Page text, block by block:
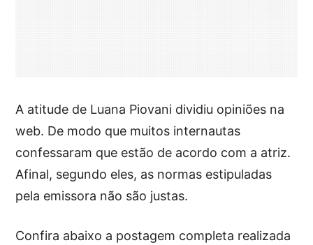
A atitude de Luana Piovani dividiu opiniões na
web. De modo que muitos internautas
confessaram que estão de acordo com a atriz.
Afinal, segundo eles, as normas estipuladas
pela emissora não são justas.
Confira abaixo a postagem completa realizada